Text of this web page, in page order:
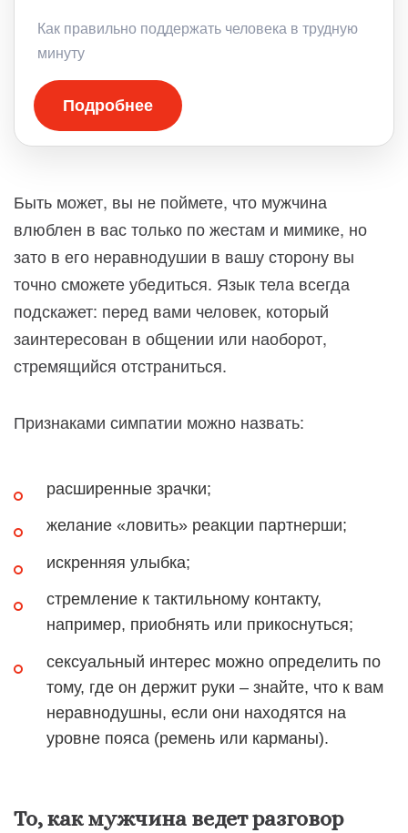
Как правильно поддержать человека в трудную
минуту
Подробнее
Быть может, вы не поймете, что мужчина
влюблен в вас только по жестам и мимике, но
зато в его неравнодушии в вашу сторону вы
точно сможете убедиться. Язык тела всегда
подскажет: перед вами человек, который
заинтересован в общении или наоборот,
стремящийся отстраниться.
Признаками симпатии можно назвать:
расширенные зрачки;
желание «ловить» реакции партнерши;
искренняя улыбка;
стремление к тактильному контакту,
например, приобнять или прикоснуться;
сексуальный интерес можно определить по
тому, где он держит руки – знайте, что к вам
неравнодушны, если они находятся на
уровне пояса (ремень или карманы).
То, как мужчина ведет разговор